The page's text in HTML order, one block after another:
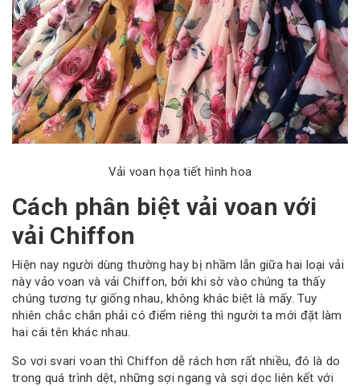
Vải voan họa tiết hình hoa
Cách phân biệt vải voan với
vải Chiffon
Hiện nay người dùng thường hay bị nhầm lẫn giữa hai loại vải
này vảo voan và vải Chiffon, bởi khi sờ vào chúng ta thấy
chúng tương tự giống nhau, không khác biệt là mấy. Tuy
nhiên chắc chắn phải có điểm riêng thì người ta mới đặt làm
hai cái tên khác nhau.
So vơi svari voan thì Chiffon dễ rách hơn rất nhiều, đó là do
trong quá trình dệt, những sợi ngang và sợi dọc liên kết với